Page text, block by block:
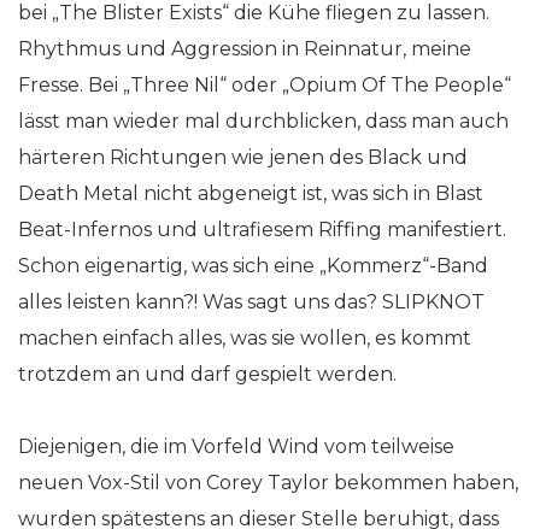
bei „The Blister Exists“ die Kühe fliegen zu lassen.
Rhythmus und Aggression in Reinnatur, meine
Fresse. Bei „Three Nil“ oder „Opium Of The People“
lässt man wieder mal durchblicken, dass man auch
härteren Richtungen wie jenen des Black und
Death Metal nicht abgeneigt ist, was sich in Blast
Beat-Infernos und ultrafiesem Riffing manifestiert.
Schon eigenartig, was sich eine „Kommerz“-Band
alles leisten kann?! Was sagt uns das? SLIPKNOT
machen einfach alles, was sie wollen, es kommt
trotzdem an und darf gespielt werden.
Diejenigen, die im Vorfeld Wind vom teilweise
neuen Vox-Stil von Corey Taylor bekommen haben,
wurden spätestens an dieser Stelle beruhigt, dass